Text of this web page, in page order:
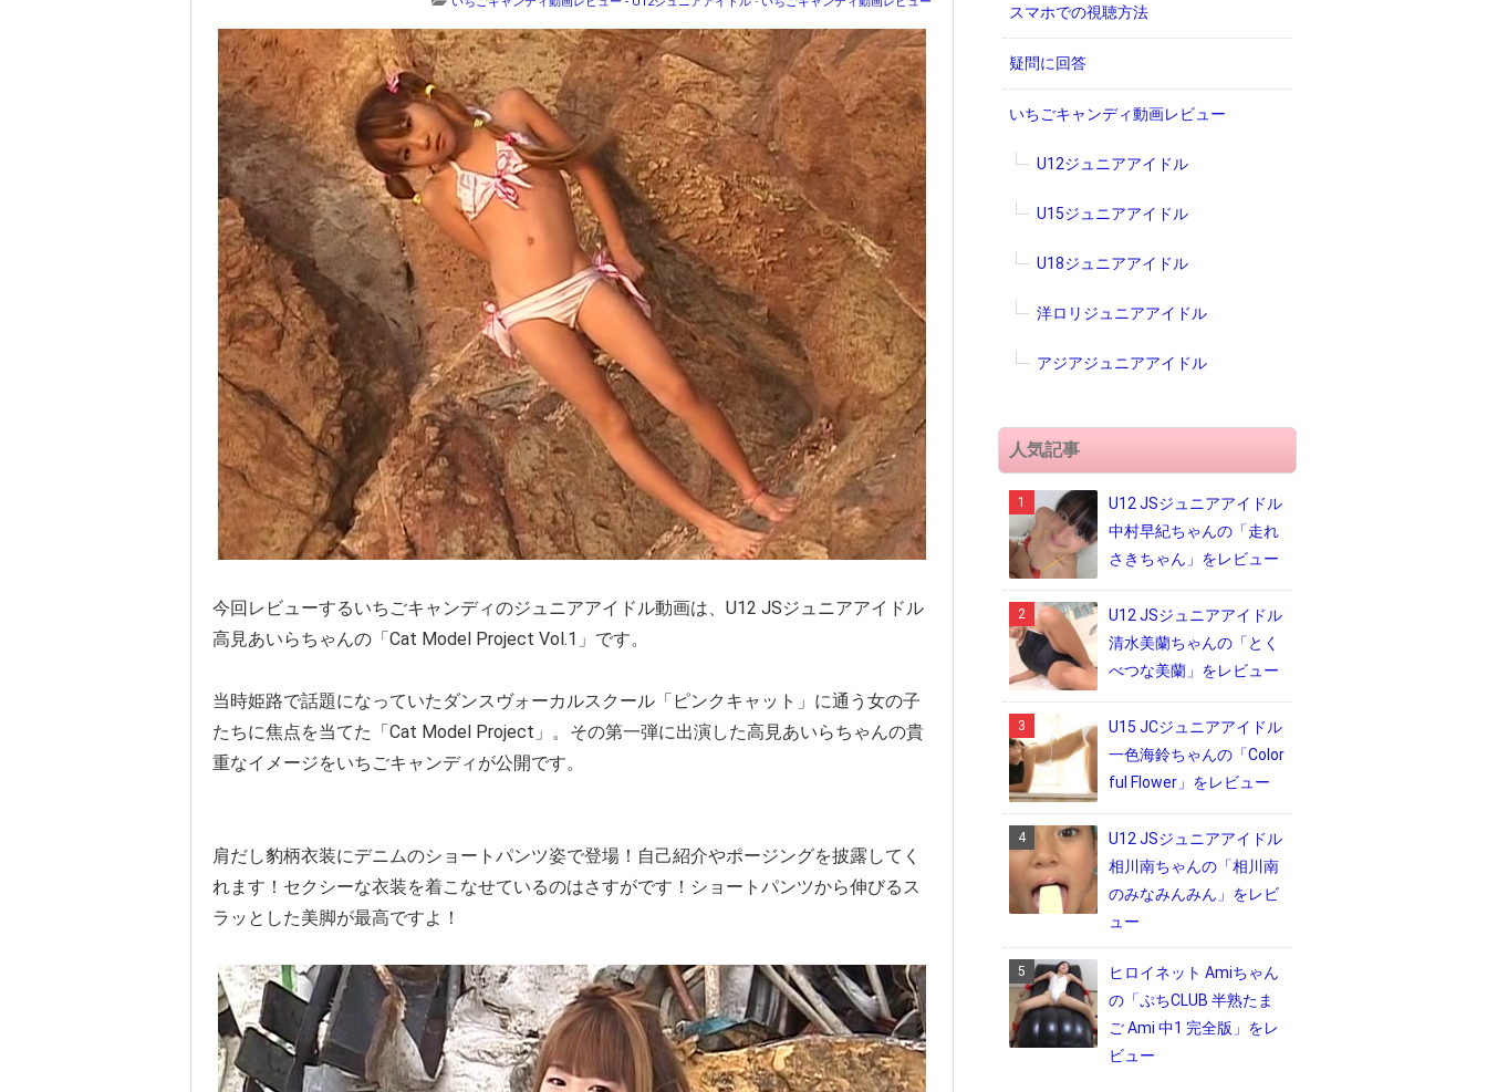
今回レビューするいちごキャンディのジュニアアイドル動画は、U12 JSジュニアアイドル
高見あいらちゃんの「Cat Model Project Vol.1」です。
当時姫路で話題になっていたダンスヴォーカルスクール「ピンクキャット」に通う女の子
たちに焦点を当てた「Cat Model Project」。その第一弾に出演した高見あいらちゃんの貴
重なイメージをいちごキャンディが公開です。
肩だし豹柄衣装にデニムのショートパンツ姿で登場！自己紹介やポージングを披露してく
れます！セクシーな衣装を着こなせているのはさすがです！ショートパンツから伸びるス
ラッとした美脚が最高ですよ！
スマホでの視聴方法
疑問に回答
いちごキャンディ動画レビュー
U12ジュニアアイドル
U15ジュニアアイドル
U18ジュニアアイドル
洋ロリジュニアアイドル
アジアジュニアアイドル
人気記事
U12 JSジュニアアイドル
中村早紀ちゃんの「走れ
さきちゃん」をレビュー
U12 JSジュニアアイドル
清水美蘭ちゃんの「とく
べつな美蘭」をレビュー
U15 JCジュニアアイドル
一色海鈴ちゃんの「Color
ful Flower」をレビュー
U12 JSジュニアアイドル
相川南ちゃんの「相川南
のみなみんみん」をレビ
ュー
ヒロイネット Amiちゃん
の「ぷちCLUB 半熟たま
ご Ami 中1 完全版」をレ
ビュー